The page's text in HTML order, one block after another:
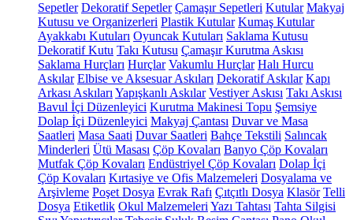
Sepetler Dekoratif Sepetler Çamaşır Sepetleri Kutular Makyaj
Kutusu ve Organizerleri Plastik Kutular Kumaş Kutular
Ayakkabı Kutuları Oyuncak Kutuları Saklama Kutusu
Dekoratif Kutu Takı Kutusu Çamaşır Kurutma Askısı
Saklama Hurçları Hurçlar Vakumlu Hurçlar Halı Hurcu
Askılar Elbise ve Aksesuar Askıları Dekoratif Askılar Kapı
Arkası Askıları Yapışkanlı Askılar Vestiyer Askısı Takı Askısı
Bavul İçi Düzenleyici Kurutma Makinesi Topu Şemsiye
Dolap İçi Düzenleyici Makyaj Çantası Duvar ve Masa
Saatleri Masa Saati Duvar Saatleri Bahçe Tekstili Salıncak
Minderleri Ütü Masası Çöp Kovaları Banyo Çöp Kovaları
Mutfak Çöp Kovaları Endüstriyel Çöp Kovaları Dolap İçi
Çöp Kovaları Kırtasiye ve Ofis Malzemeleri Dosyalama ve
Arşivleme Poşet Dosya Evrak Rafı Çıtçıtlı Dosya Klasör Telli
Dosya Etiketlik Okul Malzemeleri Yazı Tahtası Tahta Silgisi